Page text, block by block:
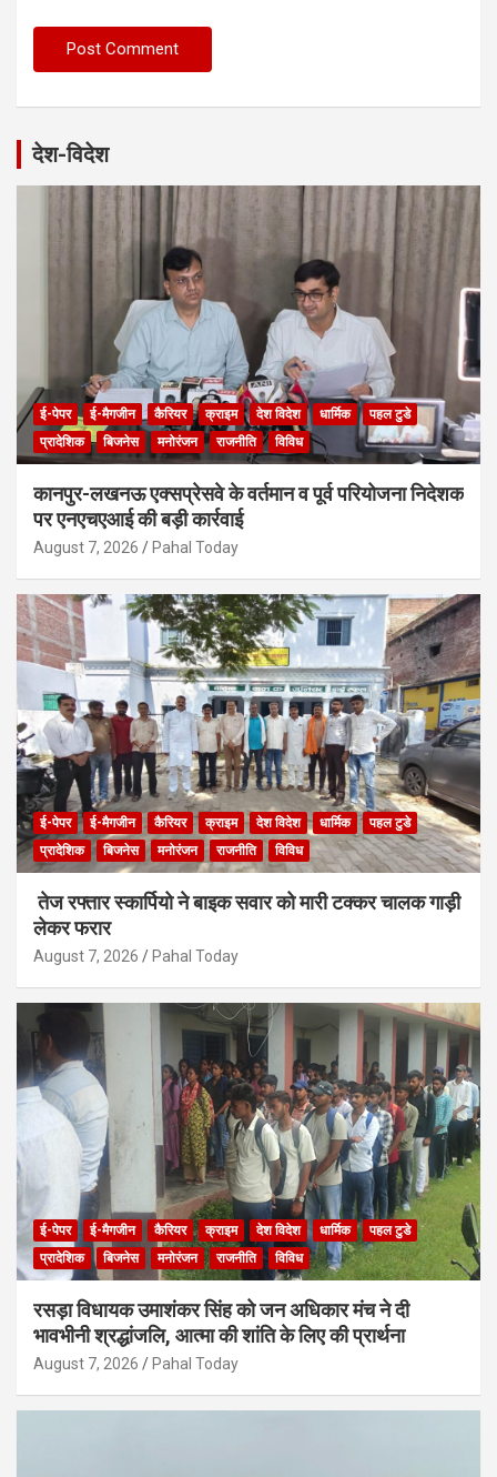
देश-विदेश
ई-पेपर ई-मैगजीन कैरियर क्राइम देश विदेश धार्मिक
पहल टुडे
प्रादेशिक
बिजनेस मनोरंजन राजनीति विविध
कानपुर-लखनऊ एक्सप्रेसवे के वर्तमान व पूर्व परियोजना निदेशक
पर एनएचएआई की बड़ी कार्रवाई
August 7, 2026 Pahal Today
ई-पेपर ई-मैगजीन कैरियर क्राइम देश विदेश धार्मिक
पहल टुडे
प्रादेशिक
बिजनेस मनोरंजन राजनीति विविध
तेज रफ्तार स्कार्पियो ने बाइक सवार को मारी टक्कर चालक गाड़ी
लेकर फरार
August 7, 2026 Pahal Today
ई-पेपर ई-मैगजीन कैरियर क्राइम देश विदेश धार्मिक
पहल टुडे
प्रादेशिक
बिजनेस मनोरंजन राजनीति विविध
रसड़ा विधायक उमाशंकर सिंह को जन अधिकार मंच ने दी
भावभीनी श्रद्धांजलि, आत्मा की शांति के लिए की प्रार्थना
August 7, 2026 Pahal Today